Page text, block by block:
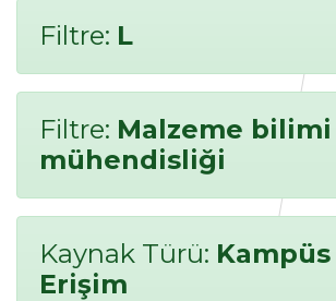
Filtre: L
Filtre: Malzeme bilimi
mühendisliği
Kaynak Türü: Kampüs
Erişim